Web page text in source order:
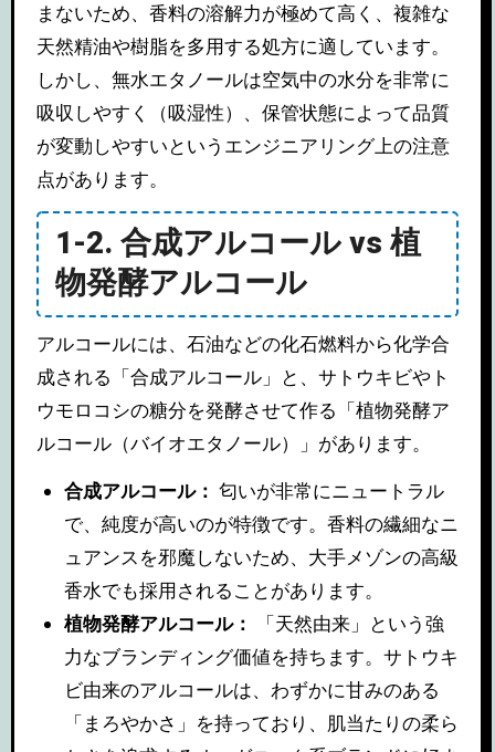
まないため、香料の溶解力が極めて高く、複雑な
天然精油や樹脂を多用する処方に適しています。
しかし、無水エタノールは空気中の水分を非常に
吸収しやすく（吸湿性）、保管状態によって品質
が変動しやすいというエンジニアリング上の注意
点があります。
1-2. 合成アルコール vs 植
物発酵アルコール
アルコールには、石油などの化石燃料から化学合
成される「合成アルコール」と、サトウキビやト
ウモロコシの糖分を発酵させて作る「植物発酵ア
ルコール（バイオエタノール）」があります。
合成アルコール： 匂いが非常にニュートラル
で、純度が高いのが特徴です。香料の繊細なニ
ュアンスを邪魔しないため、大手メゾンの高級
香水でも採用されることがあります。
植物発酵アルコール：
「天然由来」という強
力なブランディング価値を持ちます。サトウキ
ビ由来のアルコールは、わずかに甘みのある
「まろやかさ」を持っており、肌当たりの柔ら